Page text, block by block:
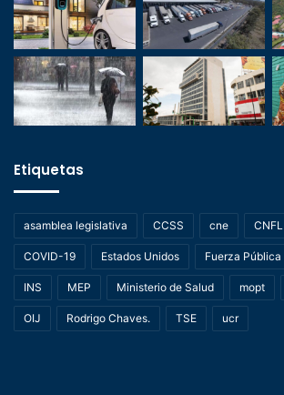
Etiquetas
asamblea legislativa CCSS cne CNFL
COVID-19 Estados Unidos Fuerza Pública
INS MEP Ministerio de Salud mopt
OIJ Rodrigo Chaves. TSE ucr